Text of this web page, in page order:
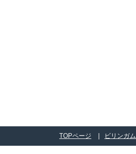
TOPページ ビリンガム